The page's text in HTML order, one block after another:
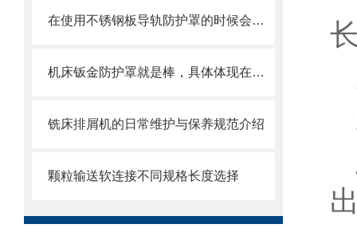
在使用不锈钢板导轨防护罩的时候会有哪几种效果呢？
机床钣金防护罩就是棒，具体体现在哪些方面呢
铣床排屑机的日常维护与保养规范介绍
颗粒输送软连接不同规格长度选择